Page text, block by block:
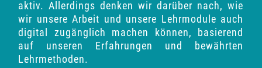
aktiv. Allerdings denken wir darüber nach, wie
wir unsere Arbeit und unsere Lehrmodule auch
digital zugänglich machen können, basierend
auf unseren Erfahrungen und bewährten
Lehrmethoden.